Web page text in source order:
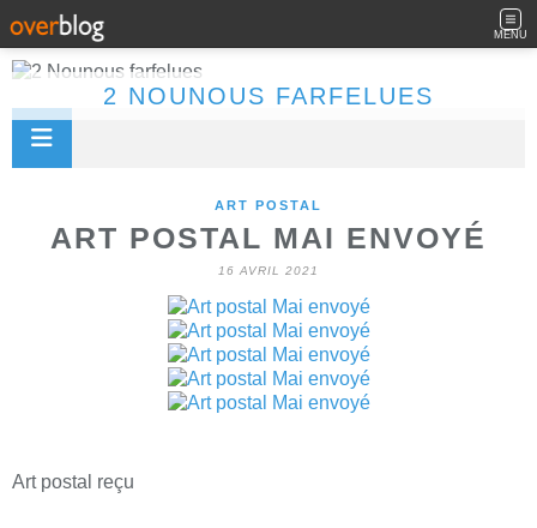
MENU
2 NOUNOUS FARFELUES
ART POSTAL
ART POSTAL MAI ENVOYÉ
16 AVRIL 2021
Art postal reçu